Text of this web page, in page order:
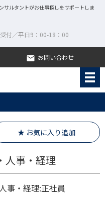
サルタントがお仕事探しをサポートしま
受付／平日9：00-18：00
email お問い合わせ
★ お気に入り追加
人事・経理
事・経理:正社員